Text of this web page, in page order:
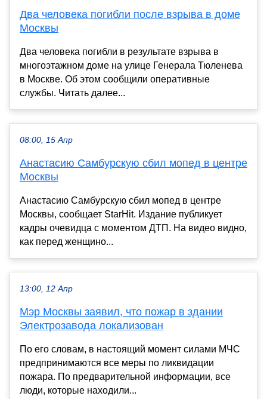
Два человека погибли после взрыва в доме
Москвы
Два человека погибли в результате взрыва в
многоэтажном доме на улице Генерала Тюленева
в Москве. Об этом сообщили оперативные
службы. Читать далее...
08:00, 15 Апр
Анастасию Самбурскую сбил мопед в центре
Москвы
Анастасию Самбурскую сбил мопед в центре
Москвы, сообщает StarHit. Издание публикует
кадры очевидца с моментом ДТП. На видео видно,
как перед женщино...
13:00, 12 Апр
Мэр Москвы заявил, что пожар в здании
Электрозавода локализован
По его словам, в настоящий момент силами МЧС
предпринимаются все меры по ликвидации
пожара. По предварительной информации, все
люди, которые находили...